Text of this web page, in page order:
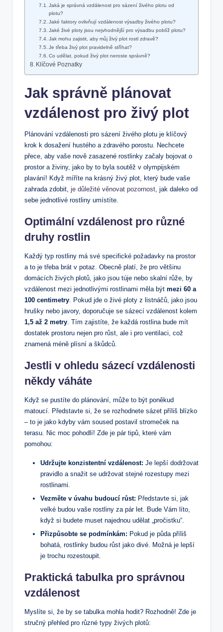
Jaká je správná vzdálenost pro sázení živého plotu od
plotu?
Jaké faktory ovlivňují vzdálenost výsadby živého plotu?
Jaké živé ploty jsou nejvhodnější pro výsadbu poblíž plotu?
Jak mohu zajistit, aby můj živý plot rostl zdravě?
Je třeba živý plot pravidelně stříhat?
Co udělat, pokud živý plot neroste správně?
Klíčové Poznatky
Jak správně plánovat
vzdálenost pro živý plot
Plánování vzdálenosti pro sázení živého plotu je klíčový
krok k dosažení hustého a zdravého porostu. Nechcete
přece, aby vaše nově zasazené rostlinky začaly bojovat o
prostor a živiny, jako by to byla soutěž v olympijském
plavání! Když míříte na krásný živý plot, který bude vaše
zahrada zdobit, je důležité věnovat pozornost, jak daleko od
sebe jednotlivé rostliny umístíte.
Optimální vzdálenost pro různé
druhy rostlin
Každý typ rostliny má své specifické požadavky na prostor
a to je třeba brát v potaz. Obecně platí, že pro většinu
domácích živých plotů, jako jsou túje nebo skalní růže, by
vzdálenost mezi jednotlivými rostlinami měla být mezi 60 a
100 centimetry. Pokud jde o živé ploty z listnáčů, jako jsou
hrušky nebo javory, doporučuje se sázecí vzdálenost kolem
1,5 až 2 metry. Tím zajistíte, že každá rostlina bude mít
dostatek prostoru nejen pro růst, ale i pro ventilaci, což
znamená méně plísní a škůdců.
Jestli v ohledu sázecí vzdálenosti
někdy váháte
Když se pustíte do plánování, může to být poněkud
matoucí. Představte si, že se rozhodnete sázet příliš blízko
– to je jako kdyby vám soused postavil stromeček na
terasu. Nic moc pohodlí! Zde je pár tipů, které vám
pomohou:
Udržujte konzistentní vzdálenost: Je lepší dodržovat
pravidlo a snažit se udržovat stejné rozestupy mezi
rostlinami.
Vezměte v úvahu budoucí růst: Představte si, jak
velké budou vaše rostliny za pár let. Bude Vám líto,
když si budete muset najednou udělat „pročistku“.
Přizpůsobte se podmínkám: Pokud je půda příliš
bohatá, rostlinky budou růst jako divé. Možná je lepší
je trochu rozestoupit.
Praktická tabulka pro správnou
vzdálenost
Myslíte si, že by se tabulka mohla hodit? Rozhodně! Zde je
stručný přehled pro různé typy živých plotů: